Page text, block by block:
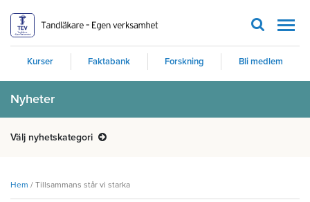
Kurser Faktabank Forskning Bli medlem
Nyheter
Välj nyhetskategori
Hem / Tillsammans står vi starka